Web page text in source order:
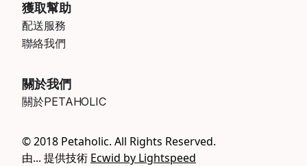
獲取幫助
配送服務
聯絡我們
關於我們
關於PETAHOLIC
© 2018 Petaholic. All Rights Reserved.
由... 提供技術 Ecwid by Lightspeed